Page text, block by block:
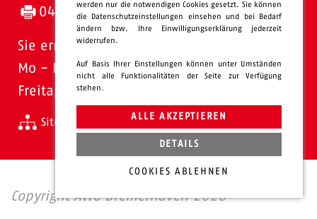
0471 - 95 47-120
Sie erreichen uns:
Mo - Do: 08.00 - 16.00 Uhr
Freitags 08.00 - 13.00 Uhr
Sitemap Impressum Datenschutz
Copyright AWO Bremerhaven 2026
werden nur die notwendigen Cookies gesetzt. Sie können
die Datenschutzeinstellungen einsehen und bei Bedarf
ändern bzw. Ihre Einwilligungserklärung jederzeit
widerrufen.
Auf Basis Ihrer Einstellungen können unter Umständen
nicht alle Funktionalitäten der Seite zur Verfügung
stehen.
ALLE AKZEPTIEREN
DETAILS
COOKIES ABLEHNEN